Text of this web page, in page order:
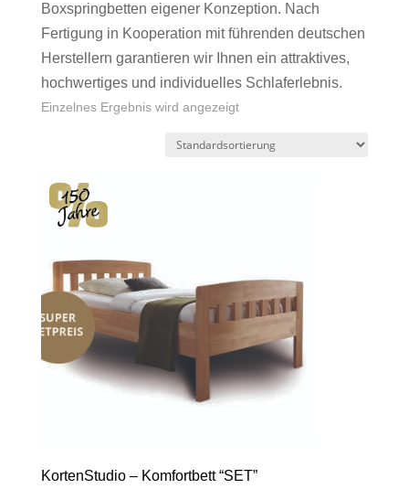
Boxspringbetten eigener Konzeption. Nach
Fertigung in Kooperation mit führenden deutschen
Herstellern garantieren wir Ihnen ein attraktives,
hochwertiges und individuelles Schlaferlebnis.
Einzelnes Ergebnis wird angezeigt
KortenStudio – Komfortbett “SET”